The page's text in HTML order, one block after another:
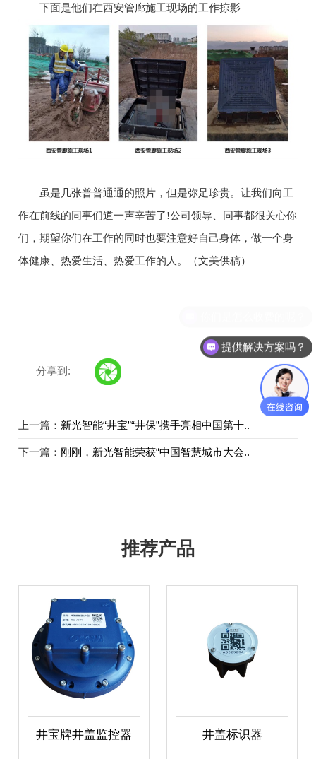
下面是他们在西安管廊施工现场的工作掠影
虽是几张普普通通的照片，但是弥足珍贵。让我们向工
作在前线的同事们道一声辛苦了!公司领导、同事都很关心你
们，期望你们在工作的同时也要注意好自己身体，做一个身
体健康、热爱生活、热爱工作的人。（文美供稿）
分享到:
上一篇： 新光智能“井宝”“井保”携手亮相中国第十..
下一篇： 刚刚，新光智能荣获“中国智慧城市大会..
推荐产品
井宝牌井盖监控器 井盖标识器
提供解决方案吗？